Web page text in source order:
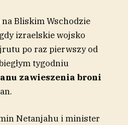
Bliskim Wschodzie
izraelskie wojsko
po raz pierwszy od
tygodniu
zawieszenia broni
Netanjahu i minister